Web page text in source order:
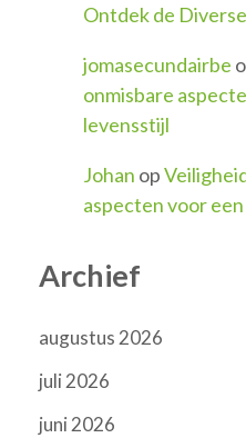
Ontdek de
jomasecundairbe
onmisbare
levensstijl
Johan op
aspecten voor
Archief
augustus 2026
juli 2026
juni 2026